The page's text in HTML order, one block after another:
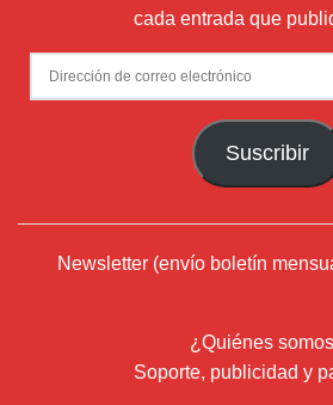
cada entrada que
Dirección
de
Suscribir
Newsletter (envío boletín
¿Quiénes
Soporte, publicidad y